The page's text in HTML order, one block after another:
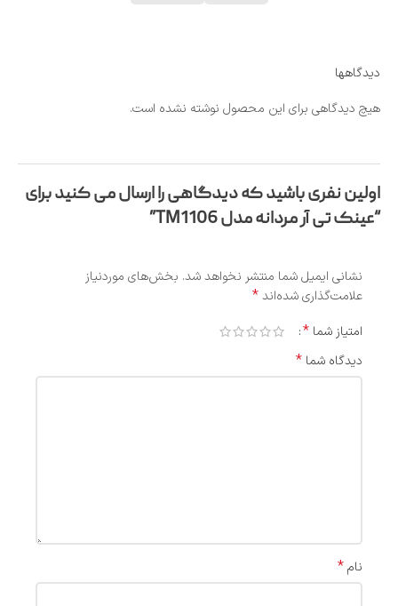
دیدگاهها
هیچ دیدگاهی برای این محصول نوشته نشده است.
اولین نفری باشید که دیدگاهی را ارسال می کنید برای
“عینک تی آر مردانه مدل TM1106”
نشانی ایمیل شما منتشر نخواهد شد. بخش‌های موردنیاز
علامت‌گذاری شده‌اند*
امتیاز شما *
دیدگاه شما *
نام*